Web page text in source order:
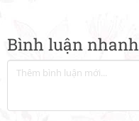
Bình luận nhanh